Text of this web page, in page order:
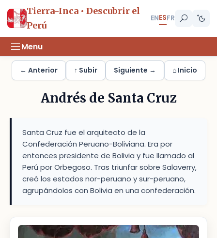
Tierra-Inca • Descubrir el
Perú
ENESFR
Menu
← Anterior ↑ Subir Siguiente → ⌂ Inicio
Andrés de Santa Cruz
Santa Cruz fue el arquitecto de la
Confederación Peruano-Boliviana. Era por
entonces presidente de Bolivia y fue llamado al
Perú por Orbegoso. Tras triunfar sobre Salaverry,
creó los estados nor-peruano y sur-peruano,
agrupándolos con Bolivia en una confederación.